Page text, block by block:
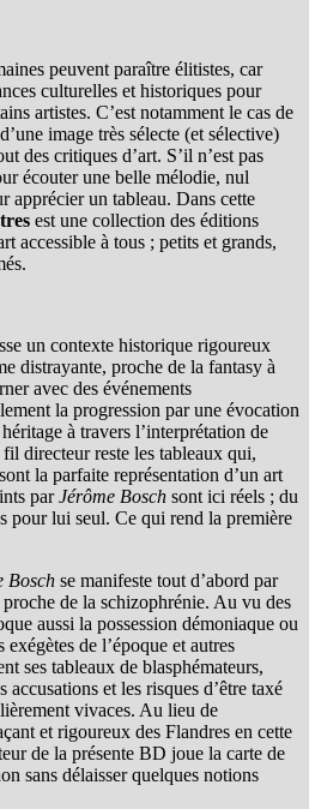
peuvent paraître élitistes, car
culturelles et historiques pour
artistes. C’est notamment le cas de
image très sélecte (et sélective)
des critiques d’art. S’il n’est pas
écouter une belle mélodie, nul
apprécier un tableau. Dans cette
est une collection des éditions
accessible à tous ; petits et grands,
un contexte historique rigoureux
distrayante, proche de la fantasy à
avec des événements
la progression par une évocation
à travers l’interprétation de
directeur reste les tableaux qui,
la parfaite représentation d’un art
parJérôme Bosch sont ici réels ; du
pour lui seul. Ce qui rend la première
Bosch se manifeste tout d’abord par
de la schizophrénie. Au vu des
aussi la possession démoniaque ou
de l’époque et autres
ses tableaux de blasphémateurs,
accusations et les risques d’être taxé
vivaces. Au lieu de
et rigoureux des Flandres en cette
de la présente BD joue la carte de
sans délaisser quelques notions